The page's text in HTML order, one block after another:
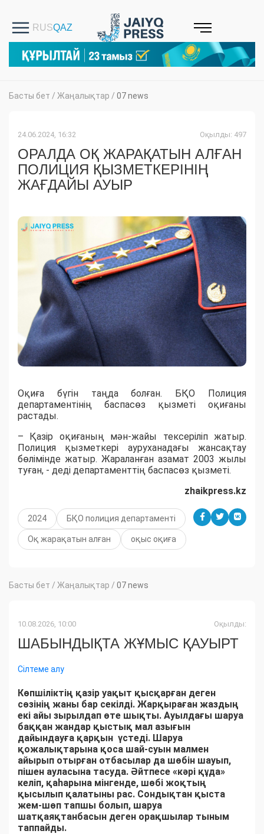
Басты бет / Жаңалықтар / 07 news
24.06.2024, 16:32 Оқылды: 497
ОРАЛДА ОҚ ЖАРАҚАТЫН АЛҒАН
ПОЛИЦИЯ ҚЫЗМЕТКЕРІНІҢ
ЖАҒДАЙЫ АУЫР
Оқиға бүгін таңда болған. БҚО Полиция
департаментінің баспасөз қызметі оқиғаны
растады.
– Қазір оқиғаның мән-жайы тексеріліп жатыр.
Полиция қызметкері ауруханадағы жансақтау
бөлімінде жатыр. Жараланған азамат 2003 жылы
туған, - деді департaменттің баспасөз қызметі.
zhaikpress.kz
2024 БҚО полиция департаменті
Оқ жарақатын алған оқыс оқиға
Басты бет / Жаңалықтар / 07 news
10.08.2026, 10:00 Оқылды:
ШАБЫНДЫҚТА ЖҰМЫС ҚАУЫРТ
Сілтеме алу
Көпшіліктің қазір уақыт қысқарған деген
сөзінің жаны бар секілді. Жарқыраған жаздың
екі айы зырылдап өте шықты. Ауылдағы шаруа
баққан жандар қыстық мал азығын
дайындауға қарқын үстеді. Шаруа
қожалықтарына қоса шай-суын малмен
айырып отырған отбасылар да шөбін шауып,
пішен ауласына тасуда. Әйтпесе «кәрі құда»
келіп, қаһарына мінгенде, шөбі жоқтың
қысылып қалатыны рас. Сондықтан қыста
жем-шөп тапшы болып, шаруа
шатқаяқтанбасын деген орақшылар тыным
таппайды.